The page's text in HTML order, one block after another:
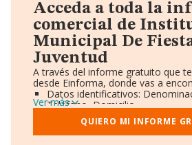
Acceda a toda la
comercial de
Municipal De
Juventud
A través del informe gratuito que
desde Einforma, donde vas a
Datos identificativos:
Teléfono, Domicilio.
Informe Mercantil Completo
Gráficos de Evolución Ventas y
Consejo de Administración y
Ver más
QUIERO MI INFORME